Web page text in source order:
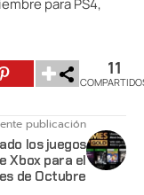
11
publicación
los juegos
Xbox para el
de Octubre